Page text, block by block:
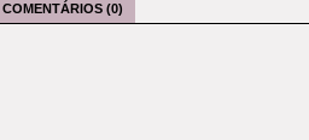
COMENTÁRIOS (0)